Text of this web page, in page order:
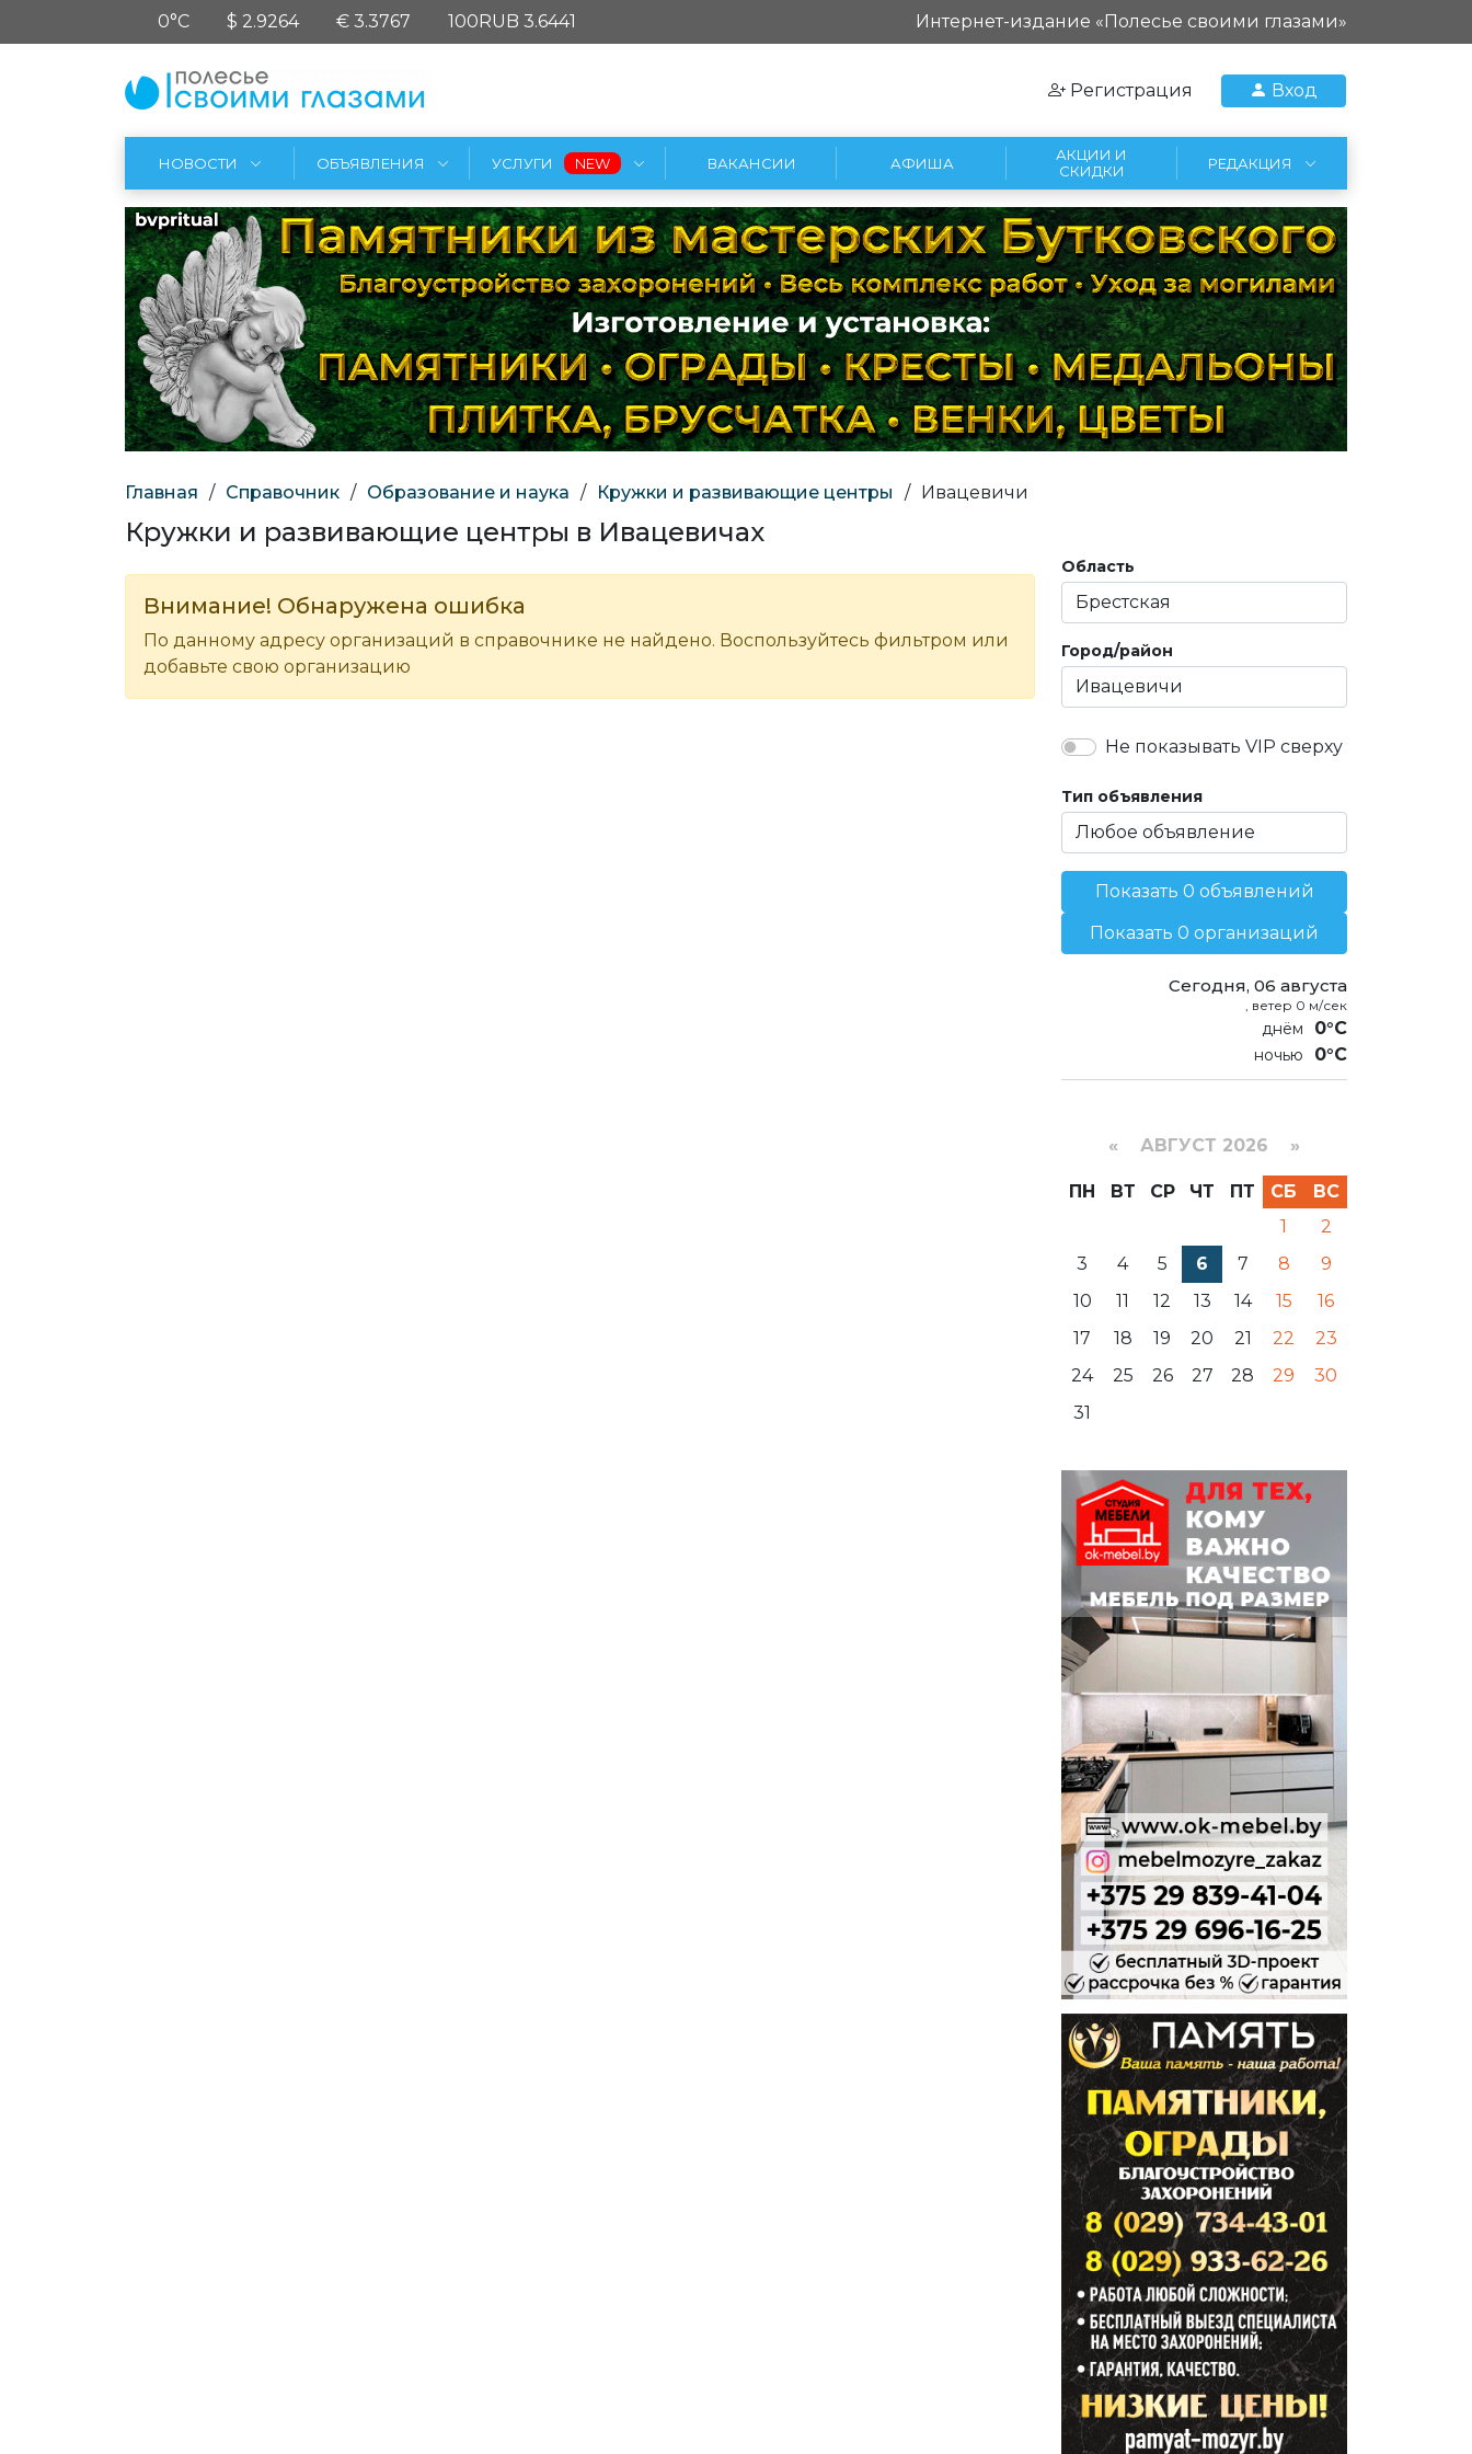
0°C $ 2.9264 € 3.3767 100RUB 3.6441 Интернет-издание «Полесье своими глазами»
Регистрация Вход
НОВОСТИ ОБЪЯВЛЕНИЯ УСЛУГИ ВАКАНСИИ АФИША
АКЦИИ И
СКИДКИ
РЕДАКЦИЯ
Главная / Справочник / Образование и наука / Кружки и развивающие центры / Ивацевичи
Кружки и развивающие центры в Ивацевичах
Внимание! Обнаружена ошибка
По данному адресу организаций в справочнике не найдено. Воспользуйтесь фильтром или
добавьте свою организацию
Область
Город/район
Не показывать VIP сверху
Тип объявления
Показать 0 объявлений
Показать 0 организаций
Сегодня, 06 августа
, ветер 0 м/сек
0°C
0°C
« АВГУСТ 2026 »
ПН ВТ СР ЧТ ПТ СБ
ВС
1
2
3
4 5 6 7 8
9
10
11 12 13 14 15
16
17
18 19 20 21 22
23
24
25 26 27 28 29
30
31